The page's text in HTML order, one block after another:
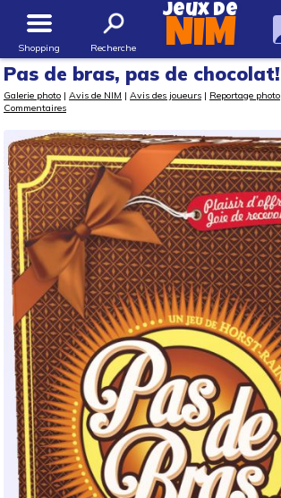
Shopping Recherche
Jeux de
NIM
Pas de bras, pas de chocolat!
Galerie photo | Avis de NIM | Avis des joueurs | Reportage photo
Commentaires